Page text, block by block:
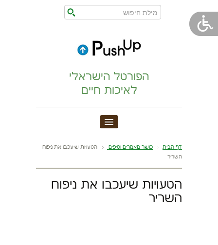
הפורטל הישראלי
לאיכות חיים
חדר כושר
הצהרת נגישות
הריון,לידה,תינוק
דף הבית כושר מאמרים וטיפים
הטעויות שיעכבו את ניפוח
השריר
הטעויות שיעכבו את ניפוח
השריר